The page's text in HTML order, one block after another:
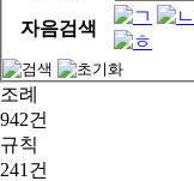
자음검색
조례
942건
규칙
241건